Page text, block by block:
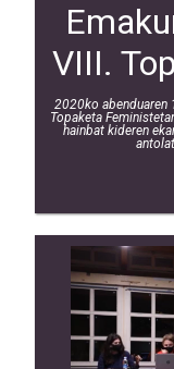
VIII.
2020ko abenduaren
Topaketa
hainbat kideren